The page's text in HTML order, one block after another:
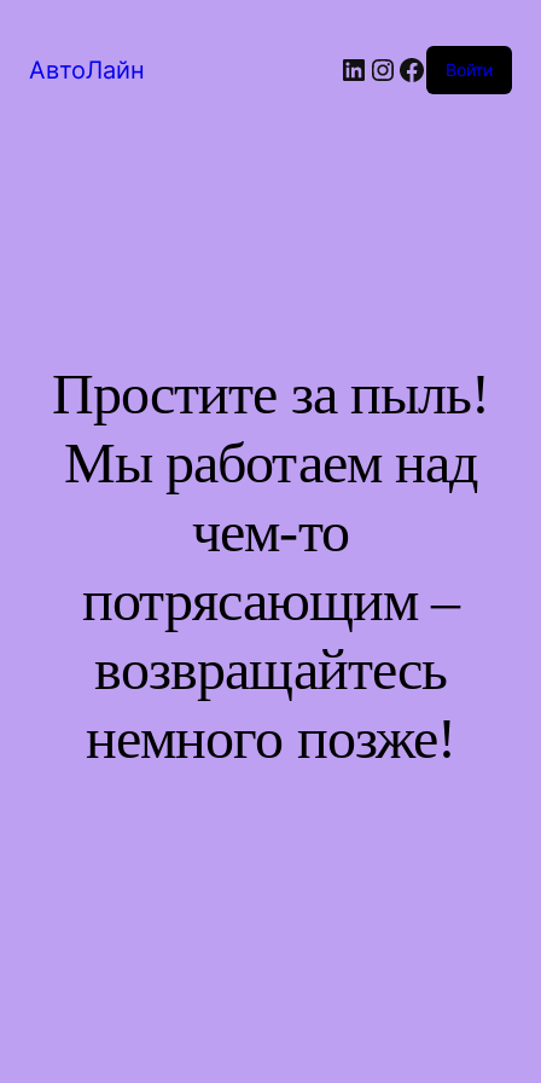
АвтоЛайн LinkedIn
Instagram
Facebook
Войти
Простите за пыль!
Мы работаем над
чем-то
потрясающим –
возвращайтесь
немного позже!